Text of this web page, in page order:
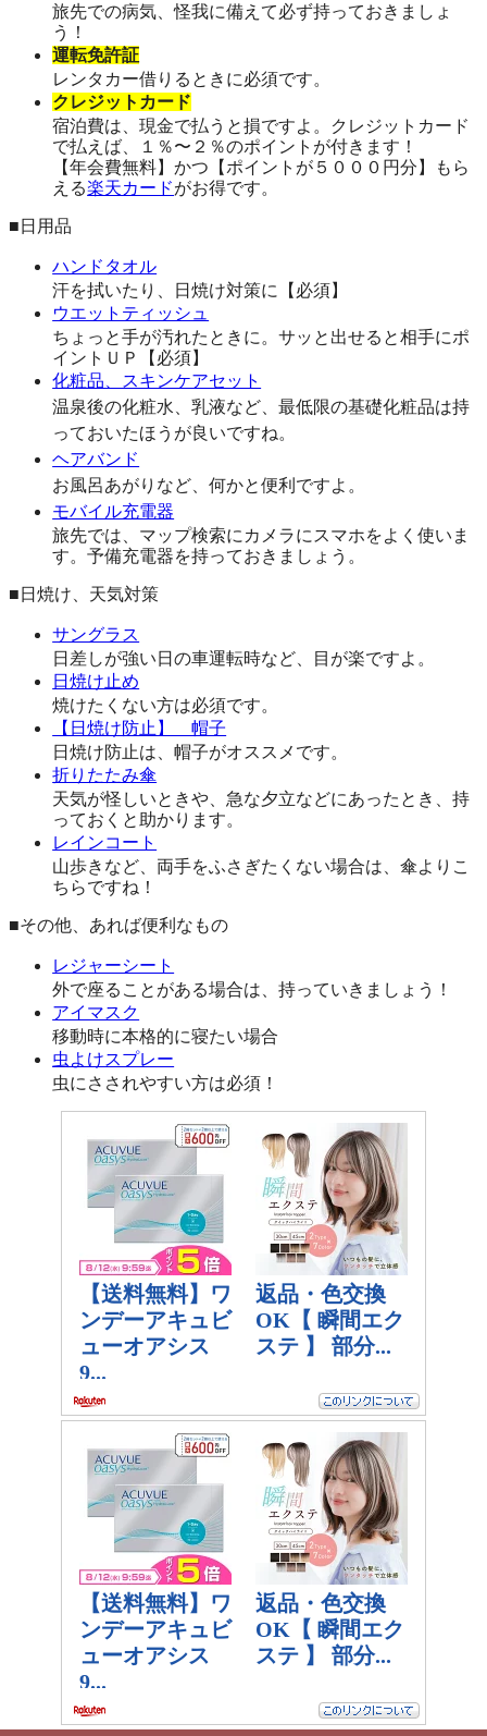
旅先での病気、怪我に備えて必ず持っておきましょ
う！
運転免許証
レンタカー借りるときに必須です。
クレジットカード
宿泊費は、現金で払うと損ですよ。クレジットカード
で払えば、１％〜２％のポイントが付きます！
【年会費無料】かつ【ポイントが５０００円分】もら
える楽天カードがお得です。
■日用品
ハンドタオル
汗を拭いたり、日焼け対策に【必須】
ウエットティッシュ
ちょっと手が汚れたときに。サッと出せると相手にポ
イントＵＰ【必須】
化粧品、スキンケアセット
温泉後の化粧水、乳液など、最低限の基礎化粧品は持
っておいたほうが良いですね。
ヘアバンド
お風呂あがりなど、何かと便利ですよ。
モバイル充電器
旅先では、マップ検索にカメラにスマホをよく使いま
す。予備充電器を持っておきましょう。
■日焼け、天気対策
サングラス
日差しが強い日の車運転時など、目が楽ですよ。
日焼け止め
焼けたくない方は必須です。
【日焼け防止】 帽子
日焼け防止は、帽子がオススメです。
折りたたみ傘
天気が怪しいときや、急な夕立などにあったとき、持
っておくと助かります。
レインコート
山歩きなど、両手をふさぎたくない場合は、傘よりこ
ちらですね！
■その他、あれば便利なもの
レジャーシート
外で座ることがある場合は、持っていきましょう！
アイマスク
移動時に本格的に寝たい場合
虫よけスプレー
虫にさされやすい方は必須！